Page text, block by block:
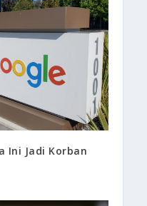
Ini Jadi Korban